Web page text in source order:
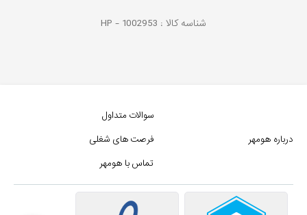
شناسه کالا : HP - 1002953
درباره هومهر
سوالات متداول
فرصت های شغلی
تماس با هومهر